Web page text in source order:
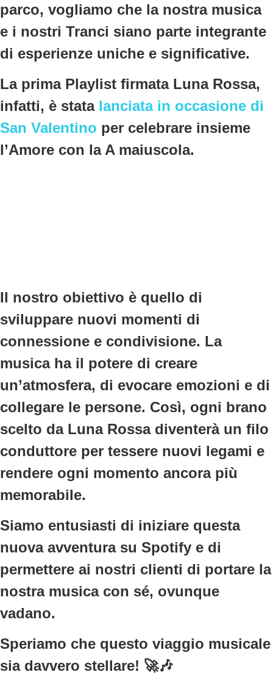
parco, vogliamo che la nostra musica
e i nostri Tranci siano parte integrante
di esperienze uniche e significative.
La prima Playlist firmata Luna Rossa,
infatti, è stata lanciata in occasione di
San Valentino per celebrare insieme
l’Amore con la A maiuscola.
Il nostro obiettivo è quello di
sviluppare nuovi momenti di
connessione e condivisione. La
musica ha il potere di creare
un’atmosfera, di evocare emozioni e di
collegare le persone. Così, ogni brano
scelto da Luna Rossa diventerà un filo
conduttore per tessere nuovi legami e
rendere ogni momento ancora più
memorabile.
Siamo entusiasti di iniziare questa
nuova avventura su Spotify e di
permettere ai nostri clienti di portare la
nostra musica con sé, ovunque
vadano.
Speriamo che questo viaggio musicale
sia davvero stellare! 🚀🎶